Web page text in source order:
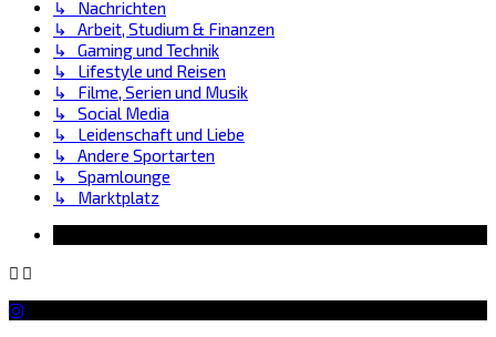
↳ Nachrichten
↳ Arbeit, Studium & Finanzen
↳ Gaming und Technik
↳ Lifestyle und Reisen
↳ Filme, Serien und Musik
↳ Social Media
↳ Leidenschaft und Liebe
↳ Andere Sportarten
↳ Spamlounge
↳ Marktplatz